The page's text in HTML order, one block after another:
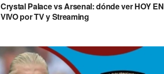
Crystal Palace vs Arsenal: dónde ver HOY EN
VIVO por TV y Streaming